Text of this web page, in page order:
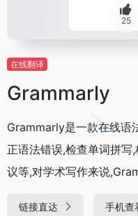
25
在线翻译
Grammarly
Grammarly是一款在线语
正语法错误,检查单词拼写
议等,对学术写作来说
链接直达 手机查